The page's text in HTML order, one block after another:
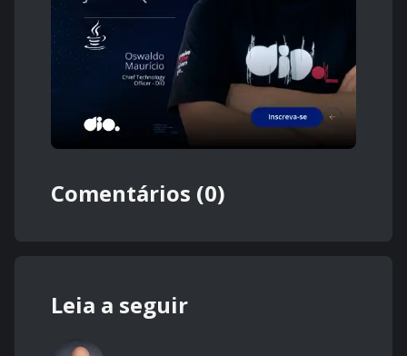
Comentários (0)
Leia a seguir